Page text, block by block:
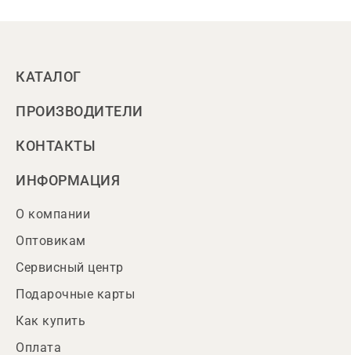
КАТАЛОГ
ПРОИЗВОДИТЕЛИ
КОНТАКТЫ
ИНФОРМАЦИЯ
О компании
Оптовикам
Сервисный центр
Подарочные карты
Как купить
Оплата